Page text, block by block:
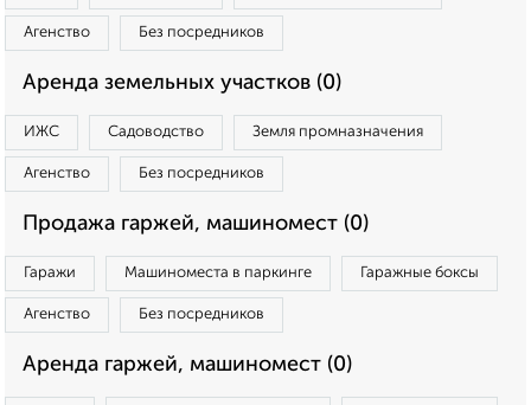
Агенство Без посредников
Аренда земельных участков (0)
ИЖС Садоводство Земля промназначения
Агенство Без посредников
Продажа гаржей, машиномест (0)
Гаражи Машиноместа в паркинге Гаражные боксы
Агенство Без посредников
Аренда гаржей, машиномест (0)